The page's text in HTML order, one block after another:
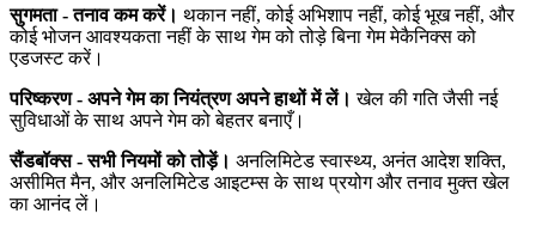
सुगमता - तनाव कम करें। थकान नहीं, कोई अभिशाप नहीं, कोई भूख नहीं, और
कोई भोजन आवश्यकता नहीं के साथ गेम को तोड़े बिना गेम मेकैनिक्स को
एडजस्ट करें।
परिष्करण - अपने गेम का नियंत्रण अपने हाथों में लें। खेल की गति जैसी नई
सुविधाओं के साथ अपने गेम को बेहतर बनाएँ।
सैंडबॉक्स - सभी नियमों को तोड़ें। अनलिमिटेड स्वास्थ्य, अनंत आदेश शक्ति,
असीमित मैन, और अनलिमिटेड आइटम्स के साथ प्रयोग और तनाव मुक्त खेल
का आनंद लें।